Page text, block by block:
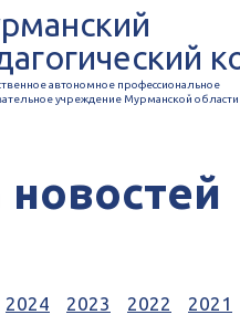
автономное профессиональное
учреждение Мурманской области
2024 2023 2022 2021